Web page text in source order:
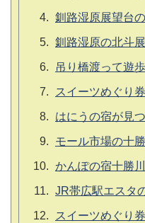
釧路湿原展望台
釧路湿原の北斗
吊り橋渡って遊
スイーツめぐり
はにうの宿が見
モール市場の十
かんぽの宿十勝川
JR帯広駅エスタ
スイーツめぐり